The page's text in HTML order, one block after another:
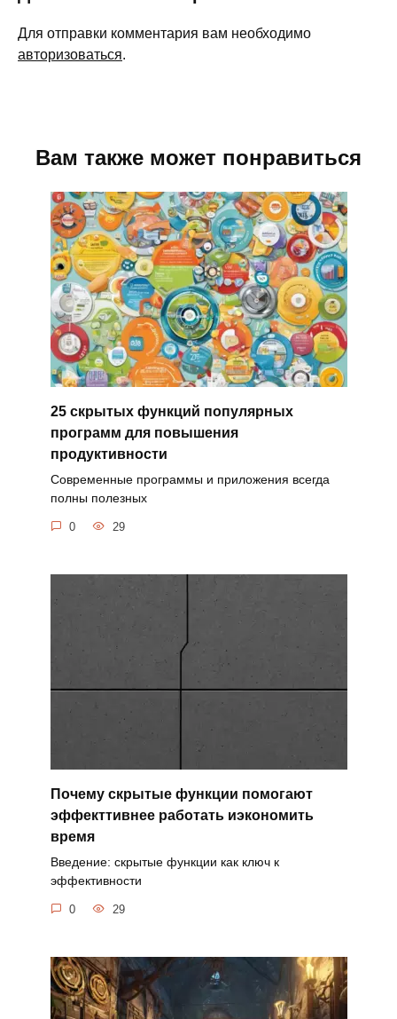
Для отправки комментария вам необходимо
авторизоваться.
Вам также может понравиться
25 скрытых функций популярных
программ для повышения
продуктивности
Современные программы и приложения всегда
полны полезных
0 29
Почему скрытые функции помогают
эффекттивнее работать иэкономить
время
Введение: скрытые функции как ключ к
эффективности
0 29